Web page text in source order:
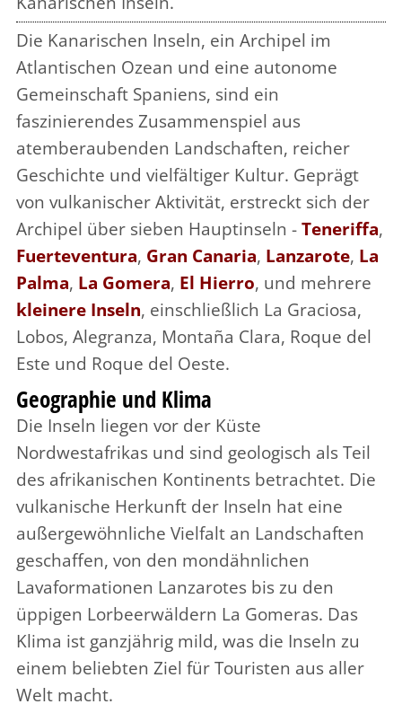
Die Kanarischen Inseln, ein Archipel im
Atlantischen Ozean und eine autonome
Gemeinschaft Spaniens, sind ein
faszinierendes Zusammenspiel aus
atemberaubenden Landschaften, reicher
Geschichte und vielfältiger Kultur. Geprägt
von vulkanischer Aktivität, erstreckt sich der
Archipel über sieben Hauptinseln -Teneriffa,
Fuerteventura, Gran Canaria, Lanzarote, La
Palma, La Gomera, El Hierro, und mehrere
kleinere Inseln, einschließlich La Graciosa,
Lobos, Alegranza, Montaña Clara, Roque del
Este und Roque del Oeste.
Geographie und Klima
Die Inseln liegen vor der Küste
Nordwestafrikas und sind geologisch als Teil
des afrikanischen Kontinents betrachtet. Die
vulkanische Herkunft der Inseln hat eine
außergewöhnliche Vielfalt an Landschaften
geschaffen, von den mondähnlichen
Lavaformationen Lanzarotes bis zu den
üppigen Lorbeerwäldern La Gomeras. Das
Klima ist ganzjährig mild, was die Inseln zu
einem beliebten Ziel für Touristen aus aller
Welt macht.